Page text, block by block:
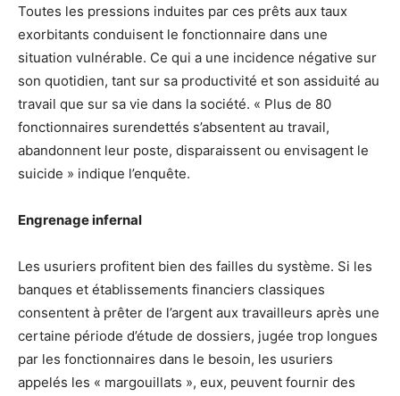
Toutes les pressions induites par ces prêts aux taux
exorbitants conduisent le fonctionnaire dans une
situation vulnérable. Ce qui a une incidence négative sur
son quotidien, tant sur sa productivité et son assiduité au
travail que sur sa vie dans la société. « Plus de 80
fonctionnaires surendettés s’absentent au travail,
abandonnent leur poste, disparaissent ou envisagent le
suicide » indique l’enquête.
Engrenage infernal
Les usuriers profitent bien des failles du système. Si les
banques et établissements financiers classiques
consentent à prêter de l’argent aux travailleurs après une
certaine période d’étude de dossiers, jugée trop longues
par les fonctionnaires dans le besoin, les usuriers
appelés les « margouillats », eux, peuvent fournir des